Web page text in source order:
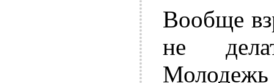
Вообще
не